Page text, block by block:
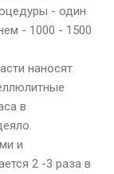
- один
- 1000 - 1500
наносят
в
и
2 -3 раза в